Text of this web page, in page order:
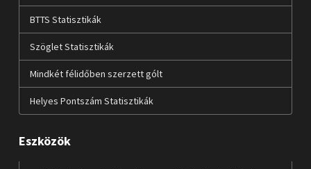
BTTS Statisztikák
Szöglet Statisztikák
Mindkét félidőben szerzett gólt
Helyes Pontszám Statisztikák
Eszközök